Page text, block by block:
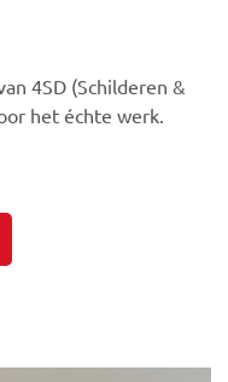
4SD (Schilderen &
het échte werk.